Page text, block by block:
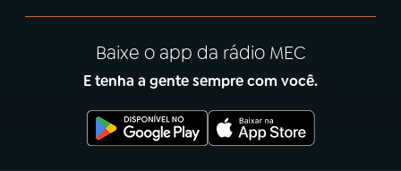
Baixe o app da rádio MEC
E tenha a gente sempre com você.